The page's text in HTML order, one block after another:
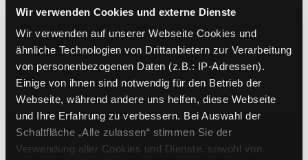
Wir verwenden Cookies und externe Dienste
Wir verwenden auf unserer Webseite Cookies und
ähnliche Technologien von Drittanbietern zur Verarbeitung
von personenbezogenen Daten (z.B.: IP-Adressen).
Einige von ihnen sind notwendig für den Betrieb der
Webseite, während andere uns helfen, diese Webseite
und Ihre Erfahrung zu verbessern. Bei Auswahl der
Schaltfläche „Alle zulassen“ stimmen Sie der
Verwendung aller Cookies und Dienste, sowohl von
Exemplar-Details von Die letzten Tage des
Jahr:2018
Verlag:Reinbek b. Hamburg,
Rowohlt
Exemplar-Details von Warum ich keine
Mediengruppe:Sachbuch
Warum ich keine
Feministin bin
ein feministisches Manifest